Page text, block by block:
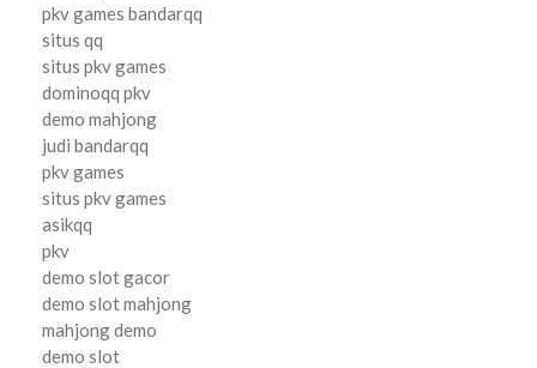
pkv games bandarqq
situs qq
situs pkv games
dominoqq pkv
demo mahjong
judi bandarqq
pkv games
situs pkv games
asikqq
pkv
demo slot gacor
demo slot mahjong
mahjong demo
demo slot